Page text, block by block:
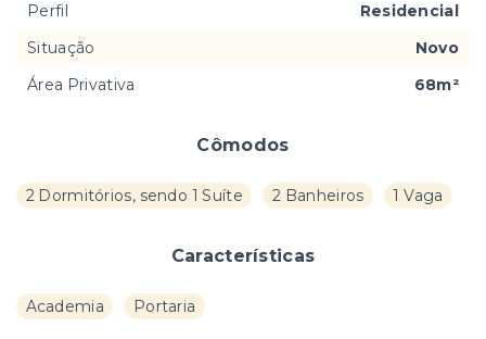
Cômodos
2 Dormitórios, sendo 1 Suíte 2 Banheiros 1 Vaga
Características
Academia Portaria
Perfil
Residencial
Situação
Novo
Área Privativa
68m²